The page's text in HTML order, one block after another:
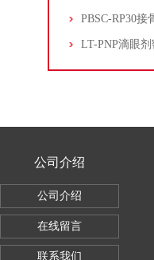
LT-PNP滴眼
公司介绍
公司介绍
在线留言
联系我们